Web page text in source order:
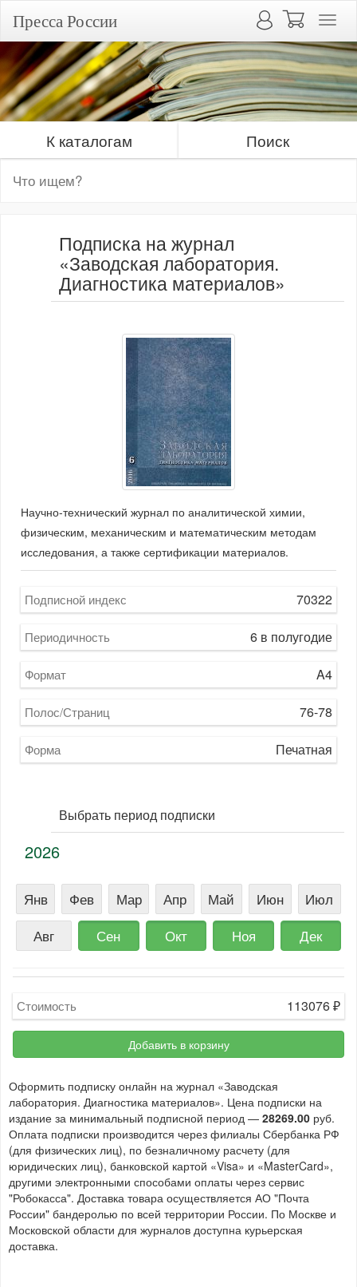
Пресса России
К каталогам Поиск
Подписка на журнал
«Заводская лаборатория.
Диагностика материалов»
Научно-технический журнал по аналитической химии,
физическим, механическим и математическим методам
исследования, а также сертификации материалов.
Подписной индекс 70322
Периодичность 6 в полугодие
Формат A4
Полос/Страниц 76-78
Форма Печатная
Выбрать период подписки
2026
Янв Фев Мар Апр Май Июн
Июл
Авг
Сен Окт Ноя Дек
Стоимость 113076₽
Добавить в корзину
Оформить подписку онлайн на журнал «Заводская
лаборатория. Диагностика материалов». Цена подписки на
издание за минимальный подписной период — 28269.00 руб.
Оплата подписки производится через филиалы Сбербанка РФ
(для физических лиц), по безналичному расчету (для
юридических лиц), банковской картой «Visa» и «MasterCard»,
другими электронными способами оплаты через сервис
"Робокасса". Доставка товара осуществляется АО "Почта
России" бандеролью по всей территории России. По Москве и
Московской области для журналов доступна курьерская
доставка.